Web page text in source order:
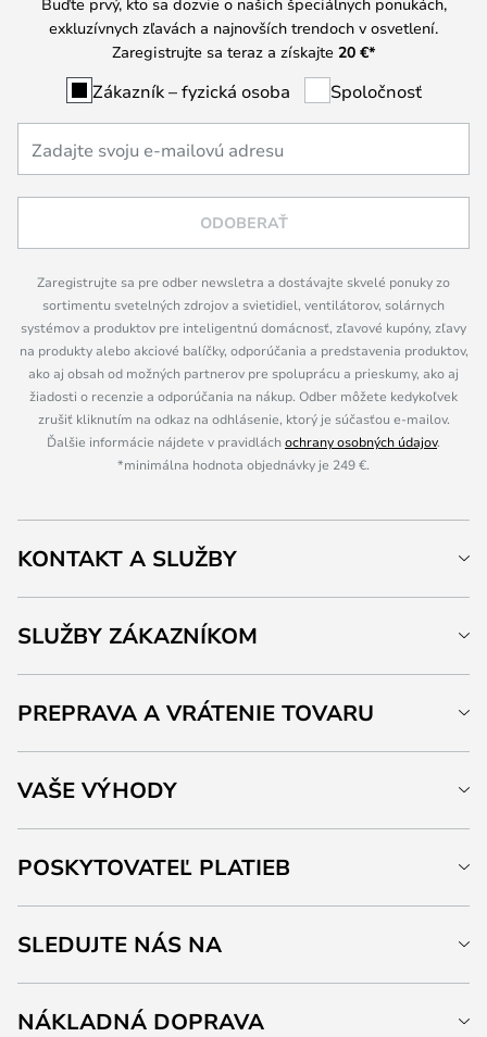
exkluzívnych zľavách a najnovších trendoch v osvetlení.
Zaregistrujte sa teraz a získajte 20 €*
Zákazník – fyzická osoba Spoločnosť
ODOBERAŤ
Zaregistrujte sa pre odber newsletra a dostávajte skvelé ponuky zo
sortimentu svetelných zdrojov a svietidiel, ventilátorov, solárnych
systémov a produktov pre inteligentnú domácnosť, zľavové kupóny, zľavy
na produkty alebo akciové balíčky, odporúčania a predstavenia produktov,
ako aj obsah od možných partnerov pre spoluprácu a prieskumy, ako aj
žiadosti o recenzie a odporúčania na nákup. Odber môžete kedykoľvek
zrušiť kliknutím na odkaz na odhlásenie, ktorý je súčasťou e-mailov.
Ďalšie informácie nájdete v pravidláchochrany osobných údajov.
*minimálna hodnota objednávky je 249 €.
KONTAKT A SLUŽBY
SLUŽBY ZÁKAZNÍKOM
PREPRAVA A VRÁTENIE TOVARU
VAŠE VÝHODY
POSKYTOVATEĽ PLATIEB
SLEDUJTE NÁS NA
NÁKLADNÁ DOPRAVA